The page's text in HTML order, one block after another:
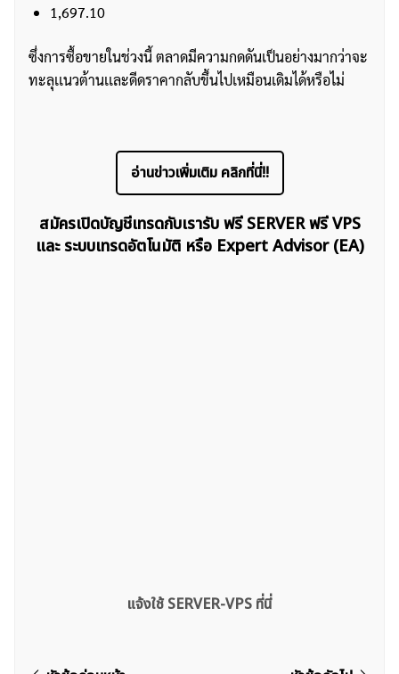
1,697.10
ซึ่งการซื้อขายในช่วงนี้ ตลาดมีความกดดันเป็นอย่างมากว่าจะ
ทะลุเเนวต้านเเละดีดราคากลับขึ้นไปเหมือนเดิมได้หรือไม่
อ่านข่าวเพิ่มเติม คลิกที่นี่!!
สมัครเปิดบัญชีเทรดกับเรารับ ฟรี SERVER ฟรี VPS
และ ระบบเทรดอัตโนมัติ หรือ Expert Advisor (EA)
แจ้งใช้ SERVER-VPS ที่นี่